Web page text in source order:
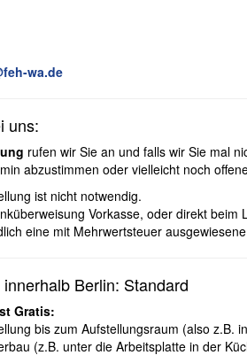
wa.de
uns:
rufen wir Sie an und falls wir Sie mal
abzustimmen oder vielleicht noch
ist nicht notwendig.
Vorkasse, oder direkt beim
eine mit Mehrwertsteuer
Berlin: Standard
Gratis:
bis zum Aufstellungsraum (also z.B.
(z.B. unter die Arbeitsplatte in der